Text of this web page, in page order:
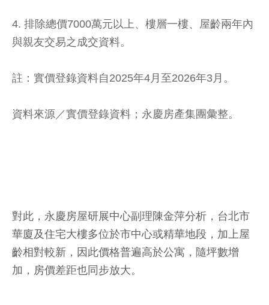
4. 排除總價7000萬元以上、樓層一樓、屋齡兩年內
與親友交易之成交資料。
註：實價登錄資料自2025年4月至2026年3月。
資料來源／實價登錄資料；永慶房產集團彙整。
對此，永慶房屋研展中心副理陳金萍分析，台北市
華廈及住宅大樓多位於市中心或精華地段，加上屋
齡相對較新，因此價格普遍高於公寓，隨坪數增
加，房價差距也同步放大。